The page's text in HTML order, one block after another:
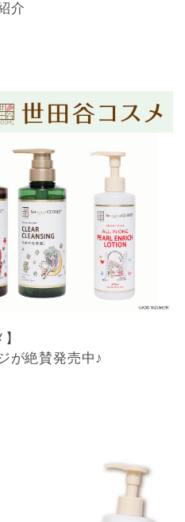
介
が絶賛発売中♪